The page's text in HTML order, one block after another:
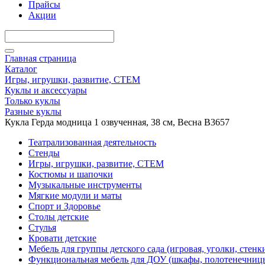
Прайсы
Акции
Главная страница
Каталог
Игры, игрушки, развитие, СТЕМ
Куклы и аксессуары
Только куклы
Разные куклы
Кукла Герда модница 1 озвученная, 38 см, Весна В3657
Театрализованная деятельность
Стенды
Игры, игрушки, развитие, СТЕМ
Костюмы и шапочки
Музыкальные инструменты
Мягкие модули и маты
Спорт и Здоровье
Столы детские
Стулья
Кровати детские
Мебель для группы детского сада (игровая, уголки,
Функциональная мебель для ДОУ (шкафы,